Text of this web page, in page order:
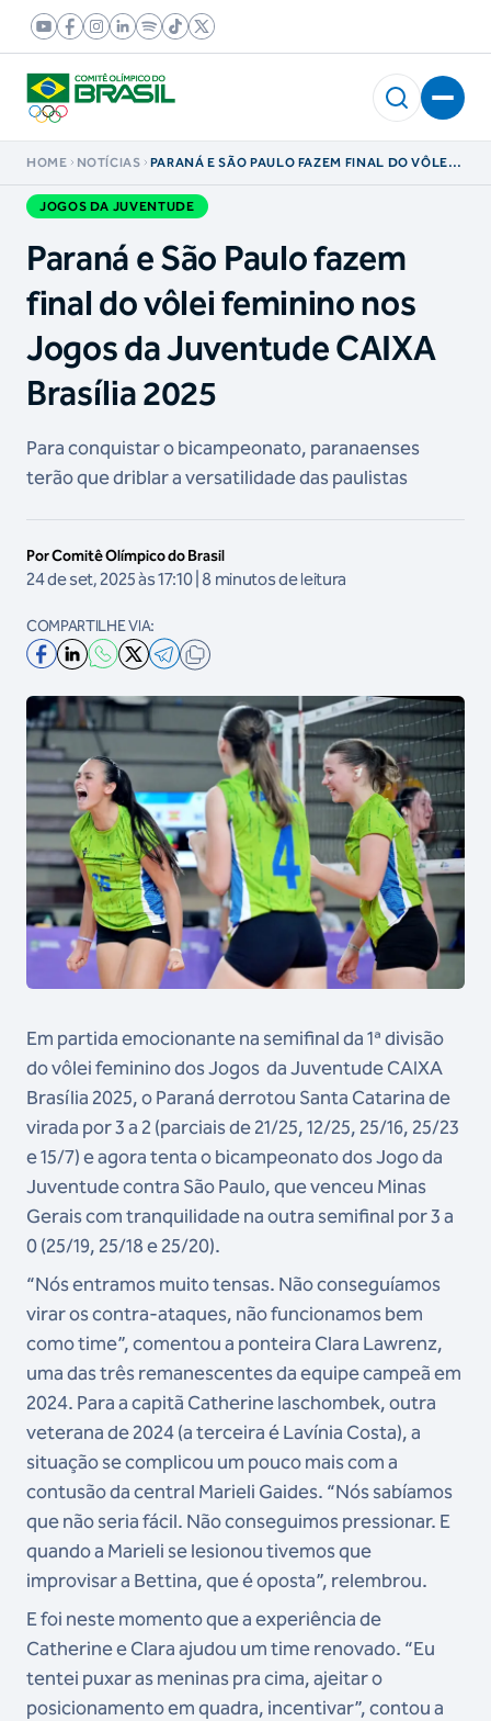
HOME NOTÍCIAS
PARANÁ E SÃO PAULO FAZEM FINAL DO VÔLEI
BRASÍLIA 2025
JOGOS DA JUVENTUDE
Paraná e São Paulo fazem
final do vôlei feminino nos
Jogos da Juventude CAIXA
Brasília 2025
Para conquistar o bicampeonato, paranaenses
terão que driblar a versatilidade das paulistas
Por Comitê Olímpico do Brasil
24 de set, 2025 às 17:10 | 8 minutos de leitura
COMPARTILHE VIA:
Em partida emocionante na semifinal da 1ª divisão
do vôlei feminino dos Jogos da Juventude CAIXA
Brasília 2025, o Paraná derrotou Santa Catarina de
virada por 3 a 2 (parciais de 21/25, 12/25, 25/16, 25/23
e 15/7) e agora tenta o bicampeonato dos Jogo da
Juventude contra São Paulo, que venceu Minas
Gerais com tranquilidade na outra semifinal por 3 a
0 (25/19, 25/18 e 25/20).
“Nós entramos muito tensas. Não conseguíamos
virar os contra-ataques, não funcionamos bem
como time”, comentou a ponteira Clara Lawrenz,
uma das três remanescentes da equipe campeã em
2024. Para a capitã Catherine Iaschombek, outra
veterana de 2024 (a terceira é Lavínia Costa), a
situação se complicou um pouco mais com a
contusão da central Marieli Gaides. “Nós sabíamos
que não seria fácil. Não conseguimos pressionar. E
quando a Marieli se lesionou tivemos que
improvisar a Bettina, que é oposta”, relembrou.
E foi neste momento que a experiência de
Catherine e Clara ajudou um time renovado. “Eu
tentei puxar as meninas pra cima, ajeitar o
posicionamento em quadra, incentivar”, contou a